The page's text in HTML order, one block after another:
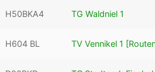
H50BKA4 TG Waldniel 1
H604 BL TV Vennikel 1